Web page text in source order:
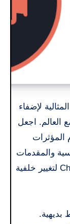
لإضفاء
العالم. اجعل
المؤثرات
والمقدمات
الجاهزة للاستخدام. قم بتطبيق Chroma Key لتغيير خلفية
بديهية.